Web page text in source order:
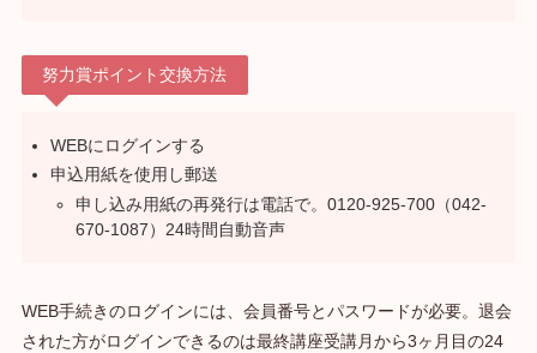
努力賞ポイント交換方法
WEBにログインする
申込用紙を使用し郵送
申し込み用紙の再発行は電話で。0120-925-700（042-
670-1087）24時間自動音声
WEB手続きのログインには、会員番号とパスワードが必要。退会
された方がログインできるのは最終講座受講月から3ヶ月目の24